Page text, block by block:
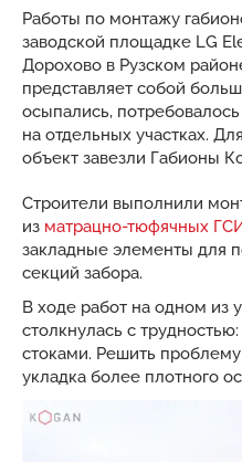
Работы по монтажу
заводской площадке LG
Дорохово в Рузском
представляет собой
осыпались,
на отдельных участках.
объект завезли Габионы
Строители выполнили
из матрацно-тюфячных
закладные элементы для
секций забора.
В ходе работ на одном из
столкнулась с
стоками. Решить
укладка более плотного